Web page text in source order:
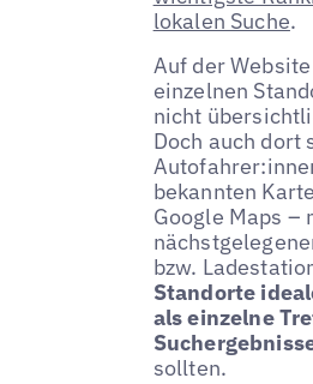
lokalen Suche.
Auf der
einzelnen
nicht
Doch auch dort
bekannten
Google Maps –
bzw.
Standorte
als einzelne
sollten.